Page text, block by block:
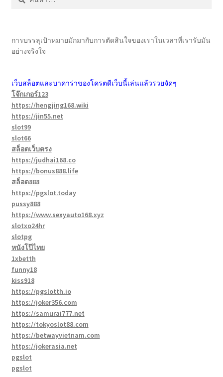
สำหรับ:
การบรรลุเป้าหมายมักมากับการตัดสินใจของเราในเวลาที่เรารับมัน
อย่างจริงใจ
เว็บสล็อตและบาคาร่าของโครตดีเว็บนี้เล่นแล้วรวยจัดๆ
โจ๊กเกอร์123
https://hengjing168.wiki
https://jin55.net
slot99
slot66
สล็อตเว็บตรง
https://judhai168.co
https://bonus888.life
สล็อต888
https://pgslot.today
pussy888
https://www.sexyauto168.xyz
slotxo24hr
slotpg
หนังโป๊ไทย
1xbetth
funny18
kiss918
https://pgslotth.io
https://joker356.com
https://samurai777.net
https://tokyoslot88.com
https://betwayvietnam.com
https://jokerasia.net
pgslot
pgslot